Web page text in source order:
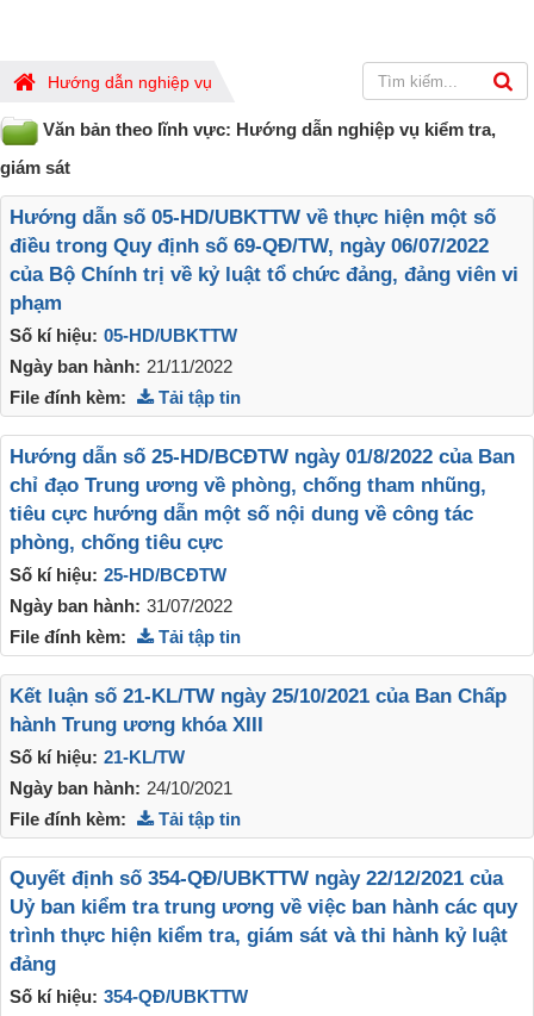
Hướng dẫn nghiệp vụ
Văn bản theo lĩnh vực: Hướng dẫn nghiệp vụ kiểm tra,
giám sát
Số kí hiệu: 05-HD/UBKTTW
Ngày ban hành: 21/11/2022
Hướng dẫn số 05-HD/UBKTTW về thực hiện một số
điều trong Quy định số 69-QĐ/TW, ngày 06/07/2022
của Bộ Chính trị về kỷ luật tổ chức đảng, đảng viên vi
phạm
File đính kèm: Tải tập tin
Số kí hiệu: 25-HD/BCĐTW
Ngày ban hành: 31/07/2022
Hướng dẫn số 25-HD/BCĐTW ngày 01/8/2022 của Ban
chỉ đạo Trung ương về phòng, chống tham nhũng,
tiêu cực hướng dẫn một số nội dung về công tác
phòng, chống tiêu cực
File đính kèm: Tải tập tin
Số kí hiệu: 21-KL/TW
Ngày ban hành: 24/10/2021
Kết luận số 21-KL/TW ngày 25/10/2021 của Ban Chấp
hành Trung ương khóa XIII
File đính kèm: Tải tập tin
Số kí hiệu: 354-QĐ/UBKTTW
Quyết định số 354-QĐ/UBKTTW ngày 22/12/2021 của
Uỷ ban kiểm tra trung ương về việc ban hành các quy
trình thực hiện kiểm tra, giám sát và thi hành kỷ luật
đảng